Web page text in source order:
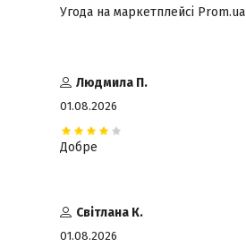
Угода на маркетплейсі Prom.ua
Людмила П.
01.08.2026
Добре
Світлана К.
01.08.2026